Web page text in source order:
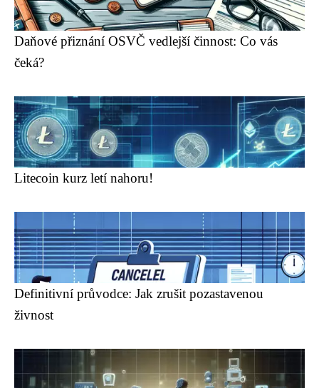
Daňové přiznání OSVČ vedlejší činnost: Co vás
čeká?
Litecoin kurz letí nahoru!
Definitivní průvodce: Jak zrušit pozastavenou
živnost